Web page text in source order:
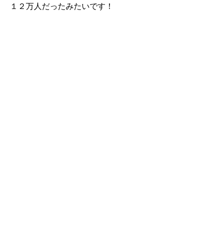
１２万人だったみたいです！